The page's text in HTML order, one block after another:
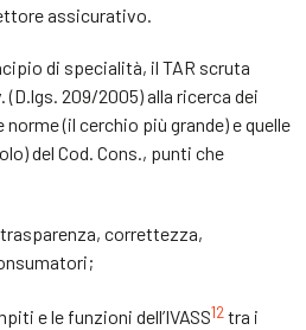
assicurativo.
di specialità, il TAR scruta
(D.lgs. 209/2005) alla ricerca dei
(il cerchio più grande) e quelle
del Cod. Cons., punti che
trasparenza, correttezza,
e le funzioni dell’IVASS12 tra i